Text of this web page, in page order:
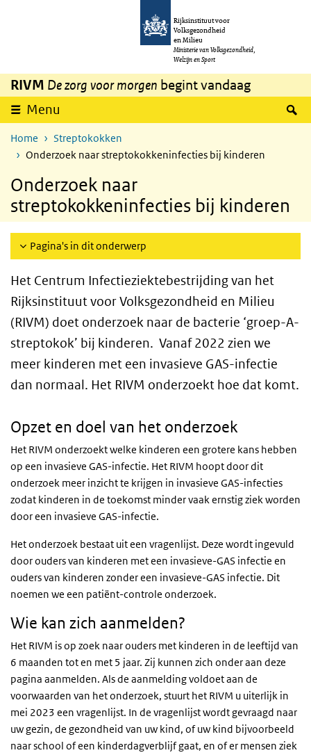
Overslaan en naar de inhoud gaan
Rijksinstituut voor
Volksgezondheid
en Milieu
Ministerie van Volksgezondheid,
Welzijn en Sport
RIVM De zorg voor morgen begint vandaag
Menu
Home
Streptokokken
Onderzoek naar streptokokkeninfecties bij kinderen
Onderzoek naar
streptokokkeninfecties bij kinderen
Pagina's in dit onderwerp
Het Centrum Infectieziektebestrijding van het
Rijksinstituut voor Volksgezondheid en Milieu
(RIVM) doet onderzoek naar de bacterie ‘groep-A-
streptokok’ bij kinderen. Vanaf 2022 zien we
meer kinderen met een invasieve GAS-infectie
dan normaal. Het RIVM onderzoekt hoe dat komt.
Opzet en doel van het onderzoek
Het RIVM onderzoekt welke kinderen een grotere kans hebben
op een invasieve GAS-infectie. Het RIVM hoopt door dit
onderzoek meer inzicht te krijgen in invasieve GAS-infecties
zodat kinderen in de toekomst minder vaak ernstig ziek worden
door een invasieve GAS-infectie.
Het onderzoek bestaat uit een vragenlijst. Deze wordt ingevuld
door ouders van kinderen met een invasieve-GAS infectie en
ouders van kinderen zonder een invasieve-GAS infectie. Dit
noemen we een patiënt-controle onderzoek.
Wie kan zich aanmelden?
Het RIVM is op zoek naar ouders met kinderen in de leeftijd van
6 maanden tot en met 5 jaar. Zij kunnen zich onder aan deze
pagina aanmelden. Als de aanmelding voldoet aan de
voorwaarden van het onderzoek, stuurt het RIVM u uiterlijk in
mei 2023 een vragenlijst. In de vragenlijst wordt gevraagd naar
uw gezin, de gezondheid van uw kind, of uw kind bijvoorbeeld
naar school of een kinderdagverblijf gaat, en of er mensen ziek